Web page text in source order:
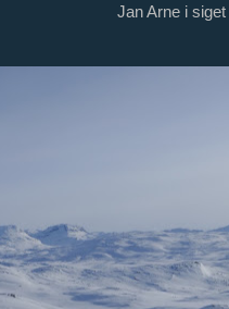
Jan Arne i siget